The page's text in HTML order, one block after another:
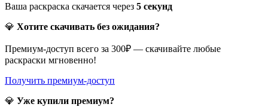
Ваша раскраска скачается через 5 секунд
💎 Хотите скачивать без ожидания?
Премиум-доступ всего за 300₽ — скачивайте любые
раскраски мгновенно!
Получить премиум-доступ
💎 Уже купили премиум?